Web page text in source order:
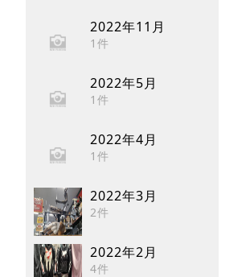
2022年11月
1件
2022年5月
1件
2022年4月
1件
2022年3月
2件
2022年2月
4件